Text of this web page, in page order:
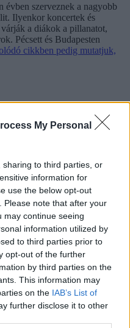
My Personal
to third parties, or
information for
use the below opt-out
Please note that after your
may continue seeing
information utilized by
to third parties prior to
opt-out of the further
by third parties on the
This information may
on the IAB’s List of
further disclose it to other
évben szerveznek a nagyobb
Ilyenkor koncertek és
várják a diákok a pillanatot,
Pécsett és Budapesten
cikkben pedig mutatjuk,